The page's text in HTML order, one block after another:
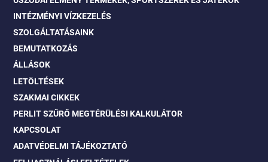
INTÉZMÉNYI VÍZKEZELÉS
SZOLGÁLTATÁSAINK
BEMUTATKOZÁS
ÁLLÁSOK
LETÖLTÉSEK
SZAKMAI CIKKEK
PERLIT SZŰRŐ MEGTÉRÜLÉSI KALKULÁTOR
KAPCSOLAT
ADATVÉDELMI TÁJÉKOZTATÓ